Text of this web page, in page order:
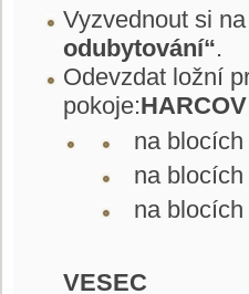
Vyzvednout si
odubytování“.
Odevzdat ložní
pokoje:HARCOV
na
na
na
VESEC